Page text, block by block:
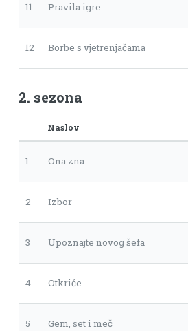
11 Pravila igre
12 Borbe s vjetrenjačama
2. sezona
Naslov
1 Ona zna
2 Izbor
3 Upoznajte novog šefa
4 Otkriće
5 Gem, set i meč